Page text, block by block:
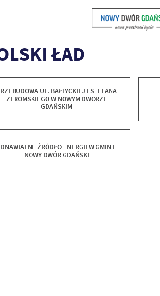
ŁAD
UL. BAŁTYCKIEJ I STEFANA
ŻEROMSKIEGO W NOWYM DWORZE
GDAŃSKIM
ŹRÓDŁO ENERGII W GMINIE
NOWY DWÓR GDAŃSKI